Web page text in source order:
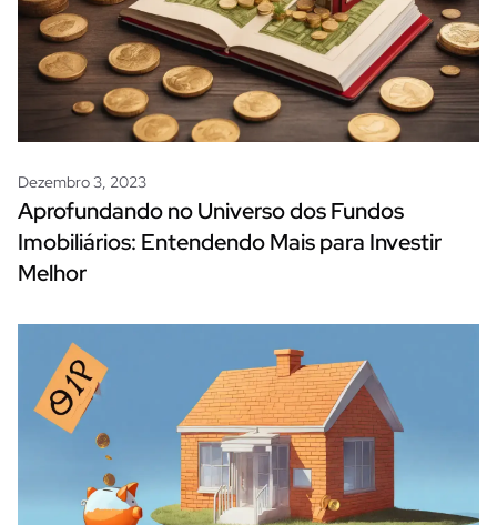
Dezembro 3, 2023
Aprofundando no Universo dos Fundos
Imobiliários: Entendendo Mais para Investir
Melhor